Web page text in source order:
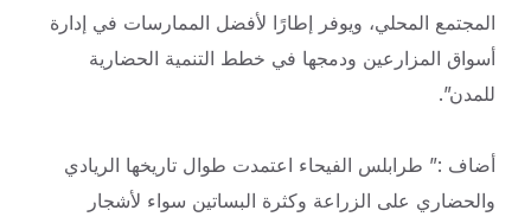
المجتمع المحلي، ويوفر إطارًا لأفضل الممارسات في إدارة
أسواق المزارعين ودمجها في خطط التنمية الحضارية
للمدن”.
أضاف :” طرابلس الفيحاء اعتمدت طوال تاريخها الريادي
والحضاري على الزراعة وكثرة البساتين سواء لأشجار